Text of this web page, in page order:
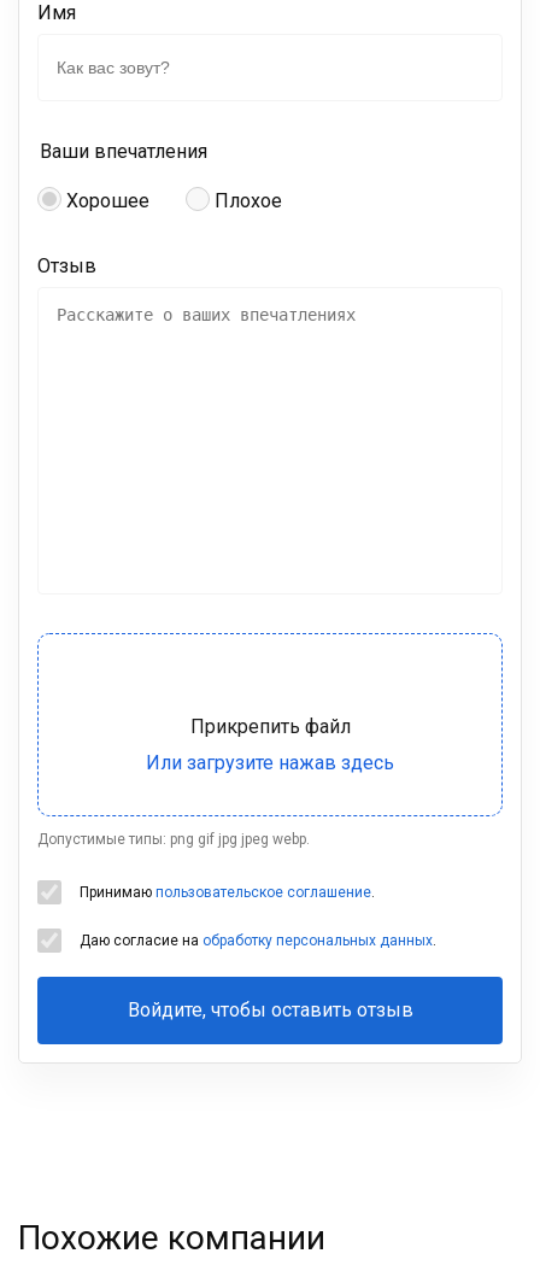
Имя
Ваши впечатления
Хорошее Плохое
Отзыв
Допустимые типы: png gif jpg jpeg webp.
Принимаю пользовательское соглашение.
Даю согласие на обработку персональных данных.
Войдите, чтобы оставить отзыв
Ваша
Похожие компании